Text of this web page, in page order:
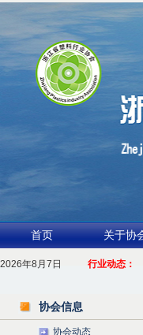
首页 关于协
2026年8月7日 行业动态：
协会信息
协会动态